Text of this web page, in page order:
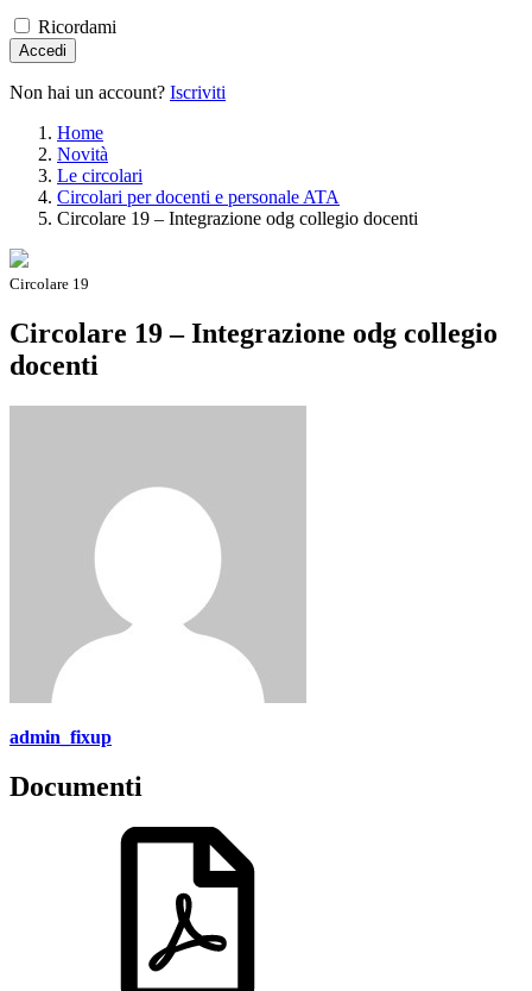
Ricordami
Accedi
Non hai un account? Iscriviti
Home
Novità
Le circolari
Circolari per docenti e personale ATA
Circolare 19 – Integrazione odg collegio docenti
Circolare 19
Circolare 19 – Integrazione odg collegio
docenti
admin_fixup
Documenti